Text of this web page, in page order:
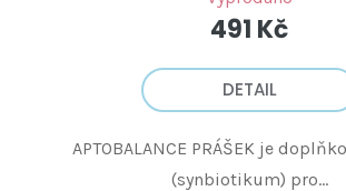
491 Kč
DETAIL
APTOBALANCE PRÁŠEK je
(synbiotikum) pro...